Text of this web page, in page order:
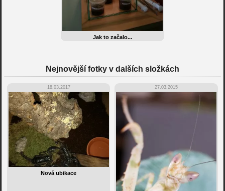
Jak to začalo...
Nejnovější fotky v dalších složkách
18.03.2017
Nová ubikace
27.03.2015